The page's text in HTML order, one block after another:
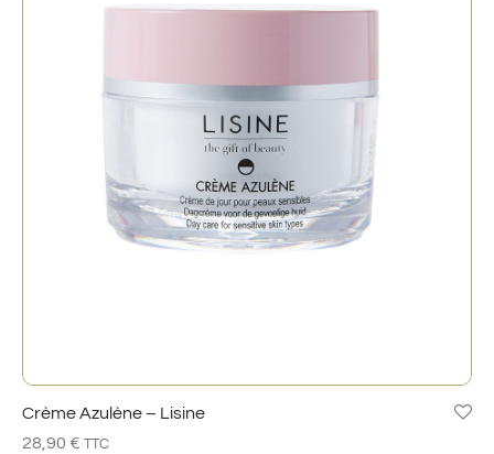
Crème Azulène – Lisine
28,90 € TTC